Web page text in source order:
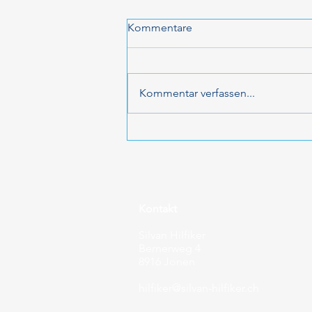
Auftakt 2026
Kommentare
Kommentar verfassen...